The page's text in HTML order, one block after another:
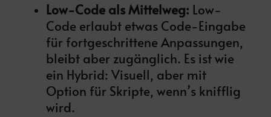
Low-Code als Mittelweg: Low-
Code erlaubt etwas Code-Eingabe
für fortgeschrittene Anpassungen,
bleibt aber zugänglich. Es ist wie
ein Hybrid: Visuell, aber mit
Option für Skripte, wenn’s knifflig
wird.